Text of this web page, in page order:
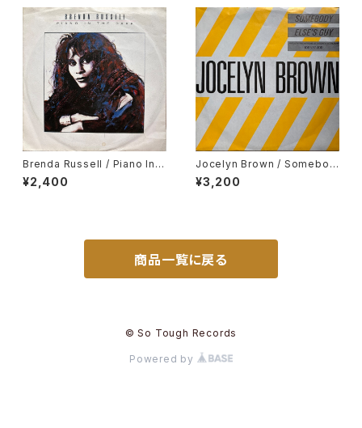
Brenda Russell / Piano In T
he Dark
¥2,400
Jocelyn Brown / Somebod
y Else's Guy
¥3,200
商品一覧に戻る
© So Tough Records
Powered by